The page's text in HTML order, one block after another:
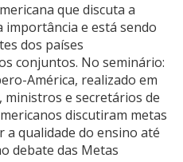
que discuta a
importância e está sendo
dos países
conjuntos. No seminário:
América, realizado em
ministros e secretários de
discutiram metas
a qualidade do ensino até
debate das Metas